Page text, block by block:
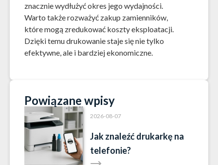
znacznie wydłużyć okres jego wydajności.
Warto także rozważyć zakup zamienników,
które mogą zredukować koszty eksploatacji.
Dzięki temu drukowanie staje się nie tylko
efektywne, ale i bardziej ekonomiczne.
Powiązane wpisy
2026-08-07
Jak znaleźć drukarkę na
telefonie?